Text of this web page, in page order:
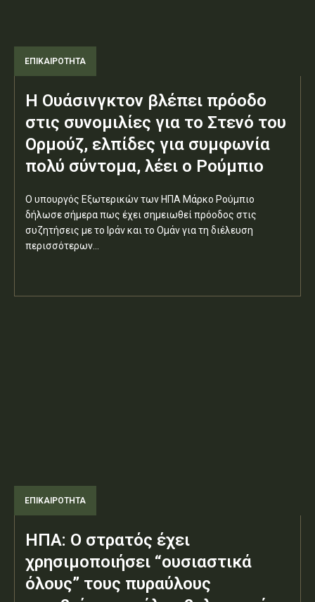
ΕΠΙΚΑΙΡΟΤΗΤΑ
Η Ουάσινγκτον βλέπει πρόοδο
στις συνομιλίες για το Στενό του
Ορμούζ, ελπίδες για συμφωνία
πολύ σύντομα, λέει ο Ρούμπιο
Ο υπουργός Εξωτερικών των ΗΠΑ Μάρκο Ρούμπιο
δήλωσε σήμερα πως έχει σημειωθεί πρόοδος στις
συζητήσεις με το Ιράν και το Ομάν για τη διέλευση
περισσότερων...
ΕΠΙΚΑΙΡΟΤΗΤΑ
ΗΠΑ: Ο στρατός έχει
χρησιμοποιήσει “ουσιαστικά
όλους” τους πυραύλους